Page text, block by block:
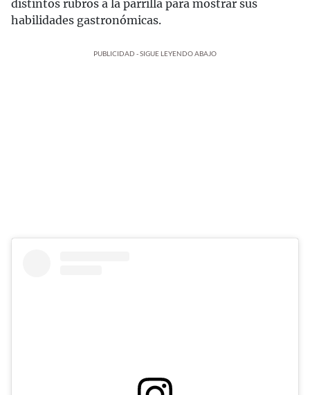
distintos rubros a la parrilla para mostrar sus
habilidades gastronómicas.
PUBLICIDAD - SIGUE LEYENDO ABAJO